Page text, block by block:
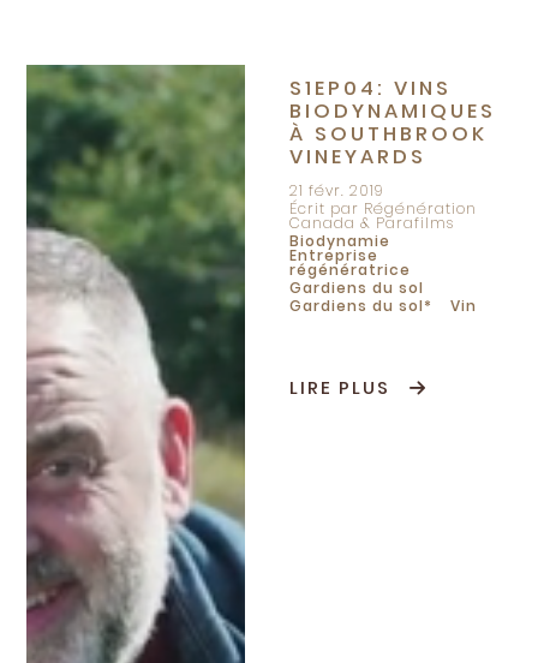
S1EP04: VINS
BIODYNAMIQUES
À SOUTHBROOK
VINEYARDS
21 févr. 2019
Écrit par Régénération
Canada & Parafilms
Biodynamie
Entreprise
régénératrice
Gardiens du sol
Gardiens du sol*
Vin
LIRE PLUS